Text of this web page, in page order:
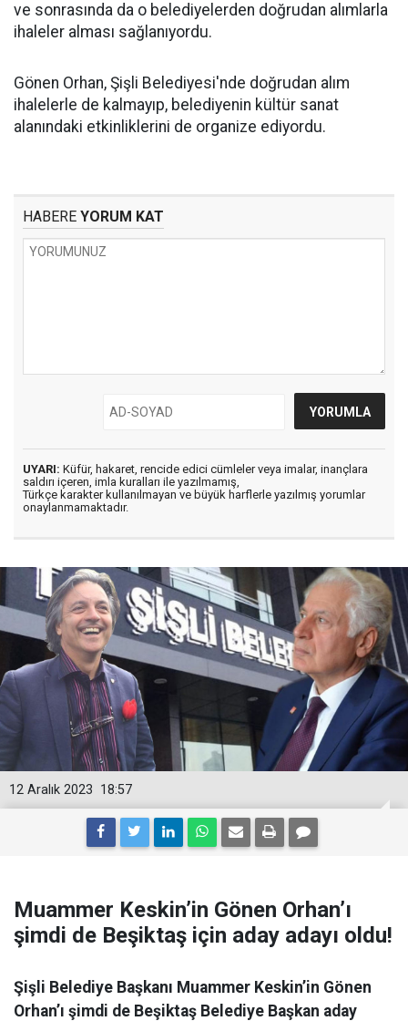
ve sonrasında da o belediyelerden doğrudan alımlarla
ihaleler alması sağlanıyordu.
Gönen Orhan, Şişli Belediyesi'nde doğrudan alım
ihalelerle de kalmayıp, belediyenin kültür sanat
alanındaki etkinliklerini de organize ediyordu.
HABERE YORUM KAT
UYARI: Küfür, hakaret, rencide edici cümleler veya imalar, inançlara
saldırı içeren, imla kuralları ile yazılmamış,
Türkçe karakter kullanılmayan ve büyük harflerle yazılmış yorumlar
onaylanmamaktadır.
18:57
12 Aralık 2023
Muammer Keskin’in Gönen Orhan’ı
şimdi de Beşiktaş için aday adayı oldu!
Şişli Belediye Başkanı Muammer Keskin’in Gönen
Orhan’ı şimdi de Beşiktaş Belediye Başkan aday